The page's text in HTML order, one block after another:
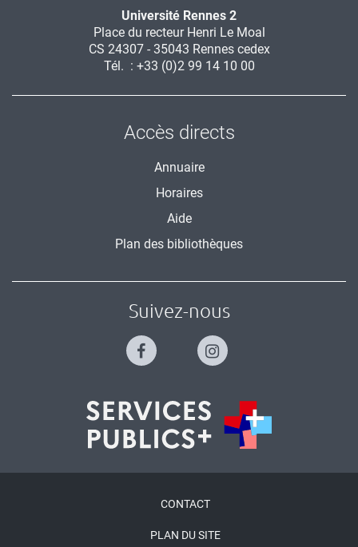
Université Rennes 2
Place du recteur Henri Le Moal
CS 24307 - 35043 Rennes cedex
Tél. : +33 (0)2 99 14 10 00
Accès directs
Annuaire
Horaires
Aide
Plan des bibliothèques
Suivez-nous
CONTACT
PLAN DU SITE